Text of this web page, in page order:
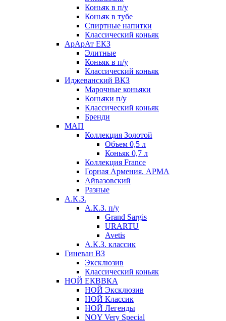
Коньяк в п/у
Коньяк в тубе
Спиртные напитки
Классический коньяк
АрАрАт ЕКЗ
Элитные
Коньяк в п/у
Классический коньяк
Иджеванский ВКЗ
Марочные коньяки
Коньяки п/у
Классический коньяк
Бренди
МАП
Коллекция Золотой
Объем 0,5 л
Коньяк 0,7 л
Коллекция France
Горная Армения. АРМА
Айвазовский
Разные
А.К.З.
А.К.З. п/у
Grand Sargis
URARTU
Avetis
А.К.З. классик
Гиневан ВЗ
Эксклюзив
Классический коньяк
НОЙ ЕКВВКА
НОЙ Эксклюзив
НОЙ Классик
НОЙ Легенды
NOY Very Speсial